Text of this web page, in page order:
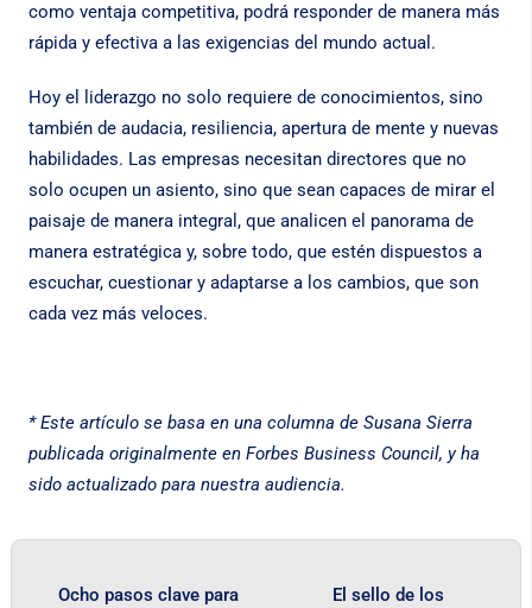
como ventaja competitiva, podrá responder de manera más
rápida y efectiva a las exigencias del mundo actual.
Hoy el liderazgo no solo requiere de conocimientos, sino
también de audacia, resiliencia, apertura de mente y nuevas
habilidades. Las empresas necesitan directores que no
solo ocupen un asiento, sino que sean capaces de mirar el
paisaje de manera integral, que analicen el panorama de
manera estratégica y, sobre todo, que estén dispuestos a
escuchar, cuestionar y adaptarse a los cambios, que son
cada vez más veloces.
* Este artículo se basa en una columna de Susana Sierra
publicada originalmente en Forbes Business Council, y ha
sido actualizado para nuestra audiencia.
Ocho pasos clave para
El sello de los